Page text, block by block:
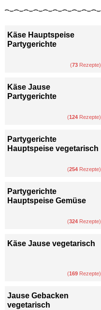
Käse Hauptspeise
Partygerichte
(73 Rezepte)
Käse Jause
Partygerichte
(124 Rezepte)
Partygerichte
Hauptspeise vegetarisch
(254 Rezepte)
Partygerichte
Hauptspeise Gemüse
(324 Rezepte)
Käse Jause vegetarisch
(169 Rezepte)
Jause Gebacken
vegetarisch